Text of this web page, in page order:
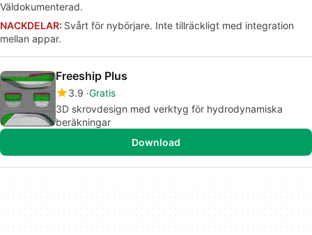
Väldokumenterad.
NACKDELAR: Svårt för nybörjare. Inte tillräckligt med integration
mellan appar.
Freeship Plus
3.9 Gratis
3D skrovdesign med verktyg för hydrodynamiska
beräkningar
Download